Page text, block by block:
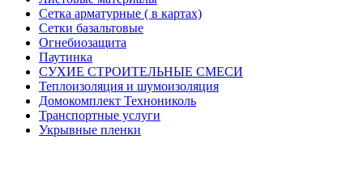
Сетка арматурные ( в картах)
Сетки базальтовые
Огнебиозащита
Паутинка
СУХИЕ СТРОИТЕЛЬНЫЕ СМЕСИ
Теплоизоляция и шумоизоляция
Домокомплект Технониколь
Транспортные услуги
Укрывные пленки